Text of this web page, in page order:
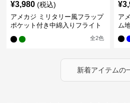
¥3,980 (税込)
アメカジ ミリタリー風フラップ
ポケット付き中綿入りフライト
全2色
¥
ア
ム
新着アイテムの